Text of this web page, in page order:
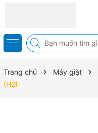
Trang chủ Máy giặt
(H2)